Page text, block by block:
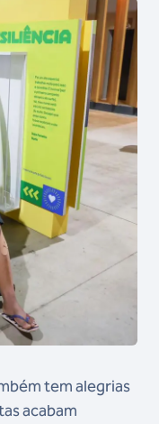
tem alegrias
acabam